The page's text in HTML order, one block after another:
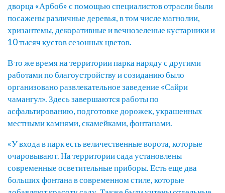
дворца «Арбоб» с помощью специалистов отрасли были
посажены различные деревья, в том числе магнолии,
хризантемы, декоративные и вечнозеленые кустарники и
10 тысяч кустов сезонных цветов.
В то же время на территории парка наряду с другими
работами по благоустройству и созиданию было
организовано развлекательное заведение «Сайри
чамангул». Здесь завершаются работы по
асфальтированию, подготовке дорожек, украшенных
местными камнями, скамейками, фонтанами.
«У входа в парк есть величественные ворота, которые
очаровывают. На территории сада установлены
современные осветительные приборы. Есть еще два
больших фонтана в современном стиле, которые